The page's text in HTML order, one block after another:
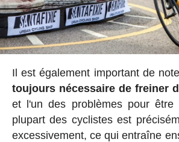
Il est également important de
toujours nécessaire de freiner
et l'un des problèmes pour être
plupart des cyclistes est
excessivement, ce qui entraîne